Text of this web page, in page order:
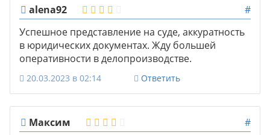
alena92
#
Успешное представление на суде, аккуратность
в юридических документах. Жду большей
оперативности в делопроизводстве.
20.03.2023 в 02:14 Ответить
Максим
#